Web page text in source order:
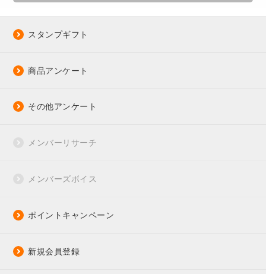
スタンプギフト
商品アンケート
その他アンケート
メンバーリサーチ
メンバーズボイス
ポイントキャンペーン
新規会員登録